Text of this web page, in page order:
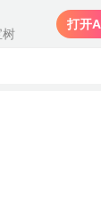
树
打开